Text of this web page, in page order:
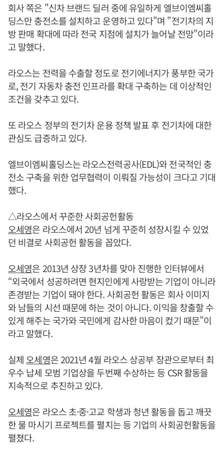
회사 쪽은 "신차 브랜드 딜러 중에 유일하게 엘브이엠씨홀
딩스만 충전소를 설치하고 운영하고 있다"며 "전기차의 지
방 판매 확대에 따라 전국 지점에 설치가 늘어날 전망"이라
고 말했다.
라오스는 전력을 수출할 정도로 전기에너지가 풍부한 국가
로, 전기 자동차 충전 인프라를 확대 구축하는 데 이상적인
조건을 갖추고 있다.
또 라오스 정부의 전기차 운용 정책 발표 후 전기차에 대한
관심도 급증하고 있다.
엘브이엠씨홀딩스는 라오스전력공사(EDL)와 전국적인 충
전소 구축을 위한 업무협력이 이뤄질 가능성이 크다고 기대
했다.
△라오스에서 꾸준한 사회공헌활동
오세영은 라오스에서 20년 넘게 꾸준히 성장시킬 수 있었
던 비결로 사회공헌 활동을 꼽았다.
오세영은 2013년 상장 3년차를 맞아 진행한 인터뷰에서
“외국에서 성공하려면 현지인에게 사랑받는 기업이 아니라
존경받는 기업이 돼야 한다. 사회공헌 활동은 회사 이미지
와 남들의 시선 때문에 하는 것이 아니다. 이익을 창출할 수
있게 해주는 국가와 국민에게 감사한 마음이 컸기 때문”이
라고 말했다.
실제 오세영은 2021년 4월 라오스 상공부 장관으로부터 최
우수 납세 모범 기업상을 두번째 수상하는 등 CSR 활동을
지속적으로 추진하고 있다.
오세영은 라오스 초·중·고교 학생과 청년 활동을 돕고 깨끗
한 물 마시기 프로젝트를 펼치는 등 기업의 사회공헌활동을
펼쳤다.